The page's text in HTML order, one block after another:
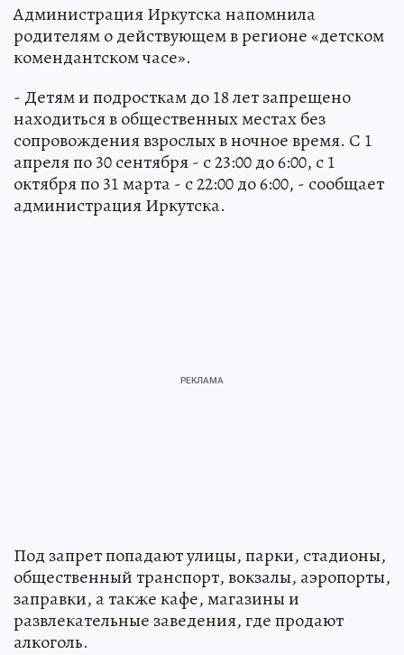
Администрация Иркутска напомнила
родителям о действующем в регионе «детском
комендантском часе».
- Детям и подросткам до 18 лет запрещено
находиться в общественных местах без
сопровождения взрослых в ночное время. С 1
апреля по 30 сентября - с 23:00 до 6:00, с 1
октября по 31 марта - с 22:00 до 6:00, - сообщает
администрация Иркутска.
Под запрет попадают улицы, парки, стадионы,
общественный транспорт, вокзалы, аэропорты,
заправки, а также кафе, магазины и
развлекательные заведения, где продают
алкоголь.